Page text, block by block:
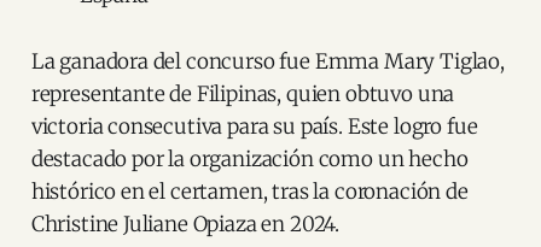
La ganadora del concurso fue Emma Mary Tiglao,
representante de Filipinas, quien obtuvo una
victoria consecutiva para su país. Este logro fue
destacado por la organización como un hecho
histórico en el certamen, tras la coronación de
Christine Juliane Opiaza en 2024.